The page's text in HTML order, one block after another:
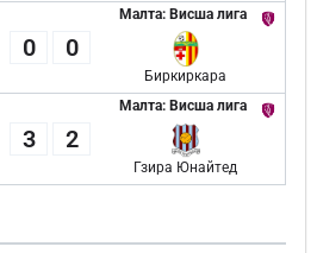
Малта: Висша лига
0 0
Биркиркара
Малта: Висша лига
3 2
Гзира Юнайтед